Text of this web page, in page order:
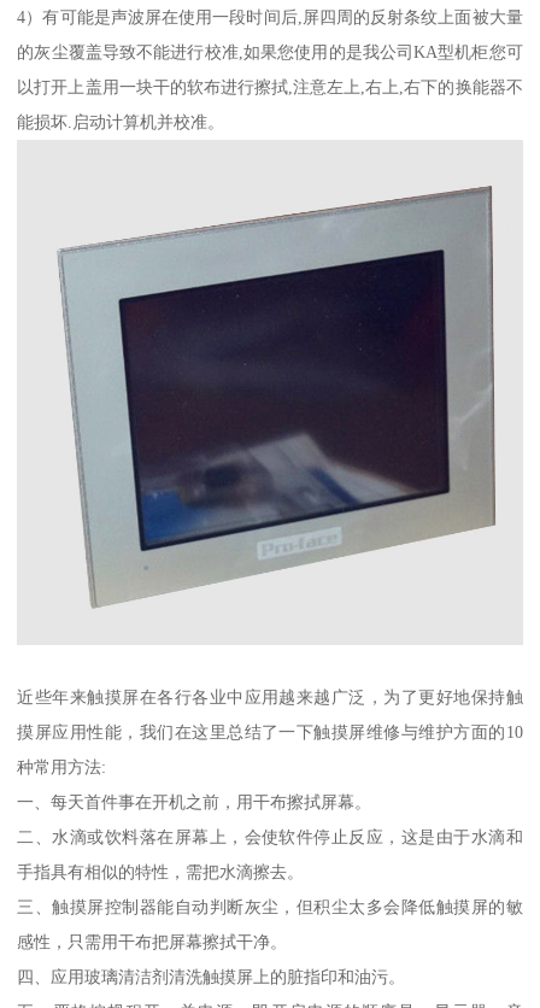
4）有可能是声波屏在使用一段时间后,屏四周的反射条纹上面被大量
的灰尘覆盖导致不能进行校准,如果您使用的是我公司KA型机柜您可
以打开上盖用一块干的软布进行擦拭,注意左上,右上,右下的换能器不
能损坏.启动计算机并校准。
近些年来触摸屏在各行各业中应用越来越广泛，为了更好地保持触
摸屏应用性能，我们在这里总结了一下触摸屏维修与维护方面的10
种常用方法:
一、每天首件事在开机之前，用干布擦拭屏幕。
二、水滴或饮料落在屏幕上，会使软件停止反应，这是由于水滴和
手指具有相似的特性，需把水滴擦去。
三、触摸屏控制器能自动判断灰尘，但积尘太多会降低触摸屏的敏
感性，只需用干布把屏幕擦拭干净。
四、应用玻璃清洁剂清洗触摸屏上的脏指印和油污。